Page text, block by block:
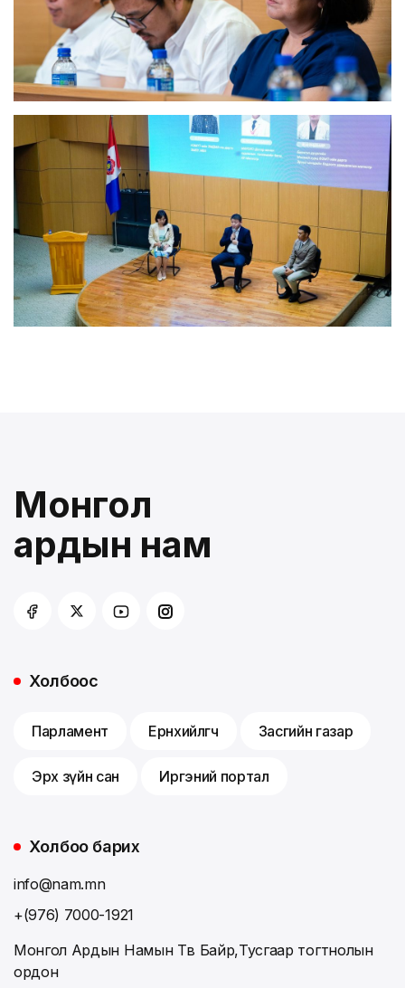
Монгол
ардын нам
Холбоос
Парламент Ерөнхийлөгч Засгийн газар
Эрх зүйн сан Иргэний портал
Холбоо барих
info@nam.mn
+(976) 7000-1921
Монгол Ардын Намын Төв Байр,Тусгаар тогтнолын
ордон